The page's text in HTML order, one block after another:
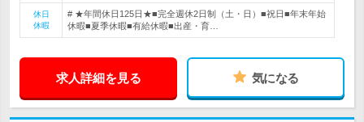
休日
休暇
# ★年間休日125日★■完全週休2日制（土・日）■祝日■年末年始
休暇■夏季休暇■有給休暇■出産・育…
求人詳細を見る 気になる